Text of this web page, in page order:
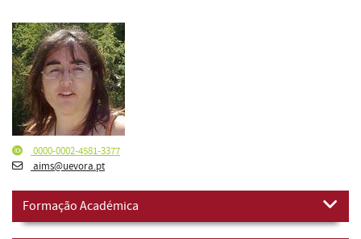
0000-0002-4581-3377
aims@uevora.pt
Formação Académica